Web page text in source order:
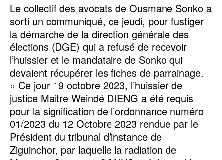
Le collectif des avocats de Ousmane Sonko a
sorti un communiqué, ce jeudi, pour fustiger
la démarche de la direction générale des
élections (DGE) qui a refusé de recevoir
l’huissier et le mandataire de Sonko qui
devaient récupérer les fiches de parrainage.
« Ce jour 19 octobre 2023, l’huissier de
justice Maitre Weindé DIENG a été requis
pour la signification de l’ordonnance numéro
01/2023 du 12 Octobre 2023 rendue par le
Président du tribunal d’instance de
Ziguinchor, par laquelle la radiation de